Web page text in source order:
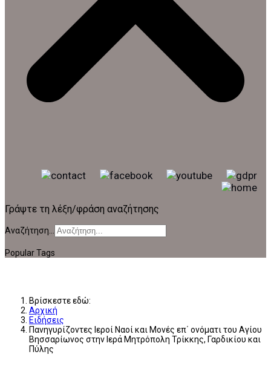
Γράψτε τη λέξη/φράση αναζήτησης
Αναζήτηση...
Popular Tags
Βρίσκεστε εδώ:
Αρχική
Ειδήσεις
Πανηγυρίζοντες Ιεροί Ναοί και Μονές επ΄ ονόματι του Αγίου
Βησσαρίωνος στην Ιερά Μητρόπολη Τρίκκης, Γαρδικίου και
Πύλης